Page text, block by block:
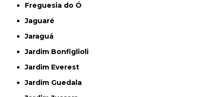
Freguesia do Ó
Jaguaré
Jaraguá
Jardim Bonfiglioli
Jardim Everest
Jardim Guedala